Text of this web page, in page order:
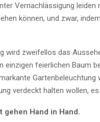
Vernachlässigung leiden
können, und zwar,
wird zweifellos das
feierlichen Baum
verdeckt halten wollen,
Hand in Hand.